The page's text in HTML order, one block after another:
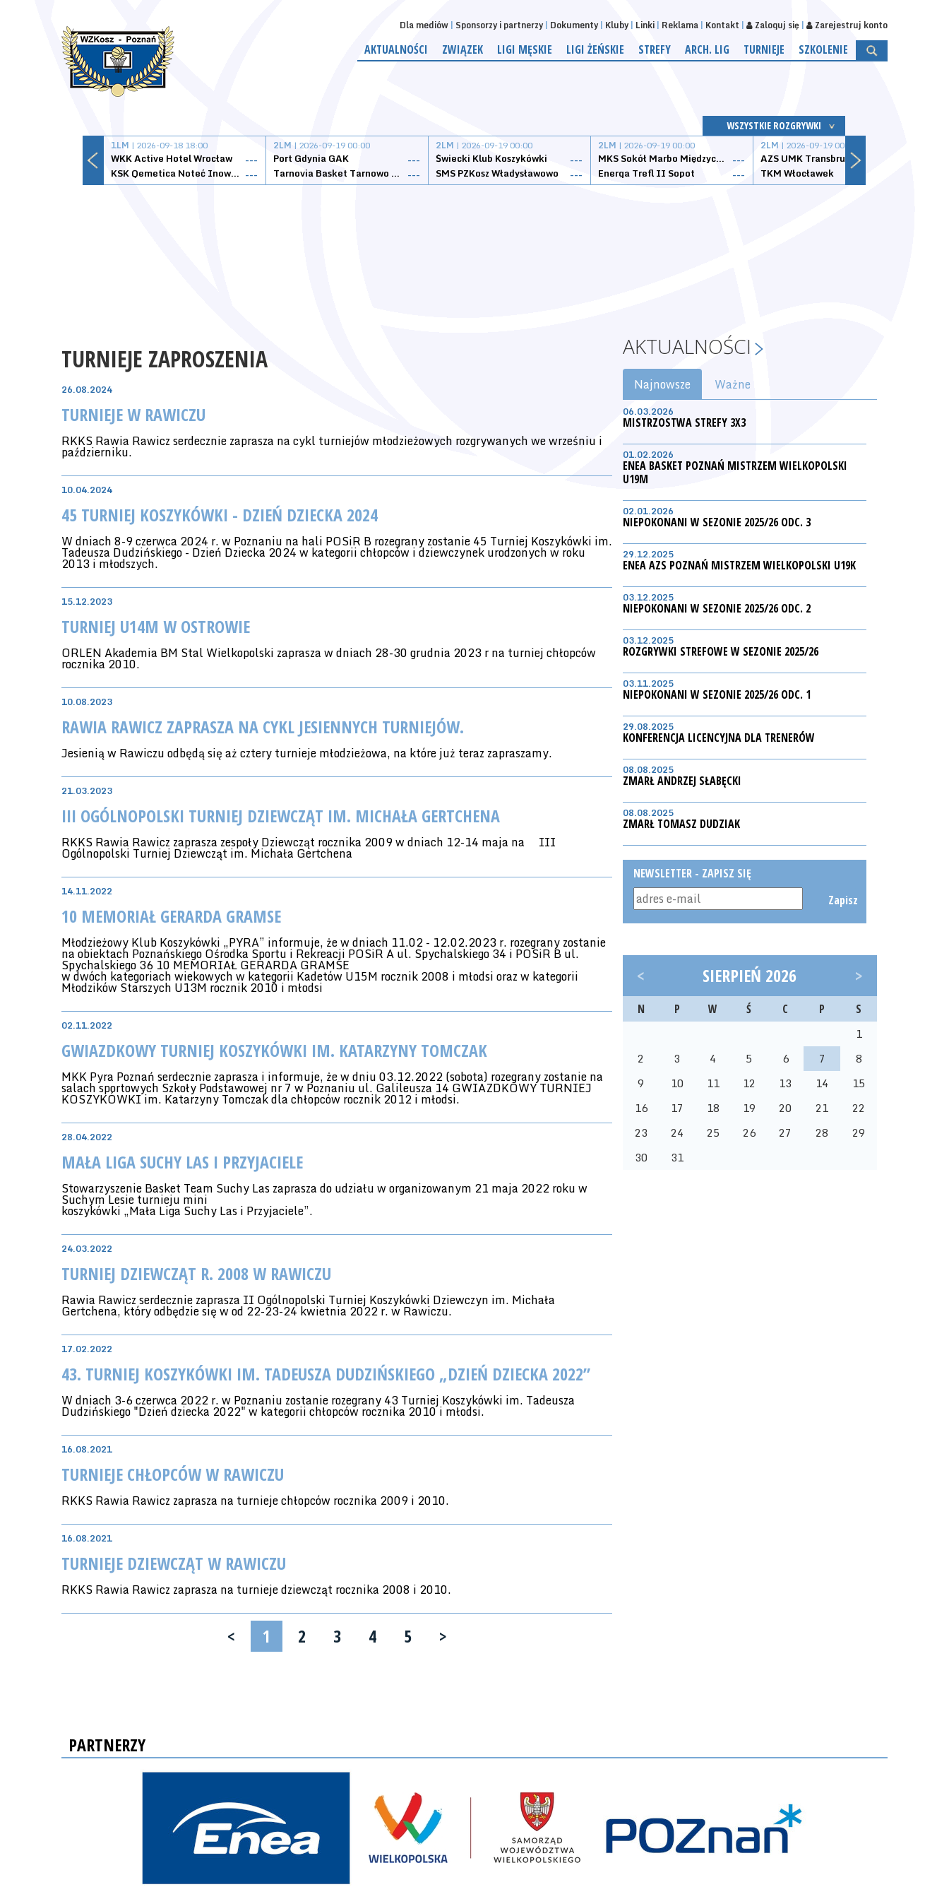
Dla mediów Sponsorzy i partnerzy Dokumenty Kluby Linki Reklama Kontakt Zaloguj się Zarejestruj konto
AKTUALNOŚCI ZWIĄZEK LIGI MĘSKIE LIGI ŻEŃSKIE STREFY ARCH. LIG TURNIEJE SZKOLENIE
WSZYSTKIE ROZGRYWKI
1LM | 2026-09-18 18:00
WKK Active Hotel Wrocław
---
KSK Qemetica Noteć Inowrocław ---
2LM | 2026-09-19 00:00
Port Gdynia GAK
---
Tarnovia Basket Tarnowo Podgórne ---
2LM | 2026-09-19 00:00
Świecki Klub Koszykówki
---
SMS PZKosz Władysławowo
---
2LM | 2026-09-19 00:00
MKS Sokół Marbo Międzychód ---
Energa Trefl II Sopot
---
2LM | 2026-09-19 00:00
AZS UMK Transbruk Toruń
TKM Włocławek
TURNIEJE ZAPROSZENIA
26.08.2024
TURNIEJE W RAWICZU
RKKS Rawia Rawicz serdecznie zaprasza na cykl turniejów młodzieżowych rozgrywanych we wrześniu i
październiku.
10.04.2024
45 TURNIEJ KOSZYKÓWKI - DZIEŃ DZIECKA 2024
W dniach 8-9 czerwca 2024 r. w Poznaniu na hali POSiR B rozegrany zostanie 45 Turniej Koszykówki im.
Tadeusza Dudzińskiego - Dzień Dziecka 2024 w kategorii chłopców i dziewczynek urodzonych w roku
2013 i młodszych.
15.12.2023
TURNIEJ U14M W OSTROWIE
ORLEN Akademia BM Stal Wielkopolski zaprasza w dniach 28-30 grudnia 2023 r na turniej chłopców
rocznika 2010.
10.08.2023
RAWIA RAWICZ ZAPRASZA NA CYKL JESIENNYCH TURNIEJÓW.
Jesienią w Rawiczu odbędą się aż cztery turnieje młodzieżowa, na które już teraz zapraszamy.
21.03.2023
III OGÓLNOPOLSKI TURNIEJ DZIEWCZĄT IM. MICHAŁA GERTCHENA
RKKS Rawia Rawicz zaprasza zespoły Dziewcząt rocznika 2009 w dniach 12-14 maja na III
Ogólnopolski Turniej Dziewcząt im. Michała Gertchena
14.11.2022
10 MEMORIAŁ GERARDA GRAMSE
Młodzieżowy Klub Koszykówki „PYRA” informuje, że w dniach 11.02 - 12.02.2023 r. rozegrany zostanie
na obiektach Poznańskiego Ośrodka Sportu i Rekreacji POSiR A ul. Spychalskiego 34 i POSiR B ul.
Spychalskiego 36 10 MEMORIAŁ GERARDA GRAMSE
w dwóch kategoriach wiekowych w kategorii Kadetów U15M rocznik 2008 i młodsi oraz w kategorii
Młodzików Starszych U13M rocznik 2010 i młodsi
02.11.2022
GWIAZDKOWY TURNIEJ KOSZYKÓWKI IM. KATARZYNY TOMCZAK
MKK Pyra Poznań serdecznie zaprasza i informuje, że w dniu 03.12.2022 (sobota) rozegrany zostanie na
salach sportowych Szkoły Podstawowej nr 7 w Poznaniu ul. Galileusza 14 GWIAZDKOWY TURNIEJ
KOSZYKÓWKI im. Katarzyny Tomczak dla chłopców rocznik 2012 i młodsi.
28.04.2022
MAŁA LIGA SUCHY LAS I PRZYJACIELE
Stowarzyszenie Basket Team Suchy Las zaprasza do udziału w organizowanym 21 maja 2022 roku w
Suchym Lesie turnieju mini
koszykówki „Mała Liga Suchy Las i Przyjaciele”.
24.03.2022
TURNIEJ DZIEWCZĄT R. 2008 W RAWICZU
Rawia Rawicz serdecznie zaprasza II Ogólnopolski Turniej Koszykówki Dziewczyn im. Michała
Gertchena, który odbędzie się w od 22-23-24 kwietnia 2022 r. w Rawiczu.
17.02.2022
43. TURNIEJ KOSZYKÓWKI IM. TADEUSZA DUDZIŃSKIEGO „DZIEŃ DZIECKA 2022”
W dniach 3-6 czerwca 2022 r. w Poznaniu zostanie rozegrany 43 Turniej Koszykówki im. Tadeusza
Dudzińskiego "Dzień dziecka 2022" w kategorii chłopców rocznika 2010 i młodsi.
16.08.2021
TURNIEJE CHŁOPCÓW W RAWICZU
RKKS Rawia Rawicz zaprasza na turnieje chłopców rocznika 2009 i 2010.
16.08.2021
TURNIEJE DZIEWCZĄT W RAWICZU
RKKS Rawia Rawicz zaprasza na turnieje dziewcząt rocznika 2008 i 2010.
< 1 2 3 4 5 >
AKTUALNOŚCI
Najnowsze Ważne
06.03.2026
MISTRZOSTWA STREFY 3X3
01.02.2026
ENEA BASKET POZNAŃ MISTRZEM WIELKOPOLSKI
U19M
02.01.2026
NIEPOKONANI W SEZONIE 2025/26 ODC. 3
29.12.2025
ENEA AZS POZNAŃ MISTRZEM WIELKOPOLSKI U19K
03.12.2025
NIEPOKONANI W SEZONIE 2025/26 ODC. 2
03.12.2025
ROZGRYWKI STREFOWE W SEZONIE 2025/26
03.11.2025
NIEPOKONANI W SEZONIE 2025/26 ODC. 1
29.08.2025
KONFERENCJA LICENCYJNA DLA TRENERÓW
08.08.2025
ZMARŁ ANDRZEJ SŁABĘCKI
08.08.2025
ZMARŁ TOMASZ DUDZIAK
NEWSLETTER - ZAPISZ SIĘ
Zapisz
< SIERPIEŃ 2026 >
N P W Ś C P S
1
2
3 4 5 6 7
8
9
10 11 12 13 14
15
16
17 18 19 20 21
22
23
24 25 26 27 28
29
30
31
PARTNERZY